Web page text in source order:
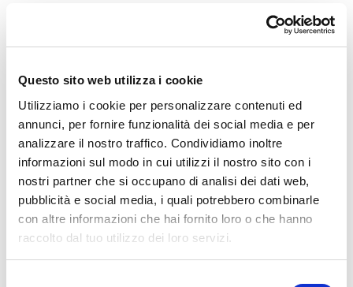
Questo sito web utilizza i cookie
Utilizziamo i cookie per personalizzare contenuti ed
annunci, per fornire funzionalità dei social media e per
analizzare il nostro traffico. Condividiamo inoltre
informazioni sul modo in cui utilizzi il nostro sito con i
nostri partner che si occupano di analisi dei dati web,
pubblicità e social media, i quali potrebbero combinarle
con altre informazioni che hai fornito loro o che hanno
raccolto dal tuo utilizzo dei loro servizi.
La vita è bella run
Morbegno
Pigiama Run